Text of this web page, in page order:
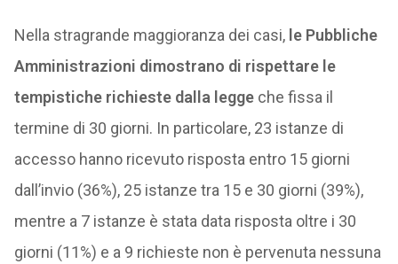
Nella stragrande maggioranza dei casi, le Pubbliche
Amministrazioni dimostrano di rispettare le
tempistiche richieste dalla leggeche fissa il
termine di 30 giorni. In particolare, 23 istanze di
accesso hanno ricevuto risposta entro 15 giorni
dall’invio (36%), 25 istanze tra 15 e 30 giorni (39%),
mentre a 7 istanze è stata data risposta oltre i 30
giorni (11%) e a 9 richieste non è pervenuta nessuna